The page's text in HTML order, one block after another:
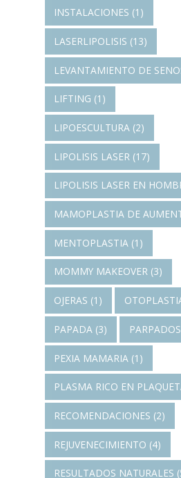
INSTALACIONES (1)
LASERLIPOLISIS (13)
LEVANTAMIENTO DE
LIFTING (1)
LIPOESCULTURA (2)
LIPOLISIS LASER (17)
LIPOLISIS LASER EN
MAMOPLASTIA DE
MENTOPLASTIA (1)
MOMMY MAKEOVER (3)
OJERAS (1)
PAPADA (3) PARPADOS
PEXIA MAMARIA (1)
PLASMA RICO EN
RECOMENDACIONES (2)
REJUVENECIMIENTO (4)
RESULTADOS NATURALES